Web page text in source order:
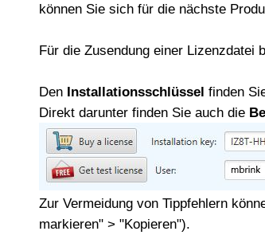
können Sie sich für die nächste
Für die Zusendung einer Lizenzdatei
Den Installationsschlüssel finden
Direkt darunter finden Sie auch die
Zur Vermeidung von Tippfehlern
markieren" > "Kopieren").